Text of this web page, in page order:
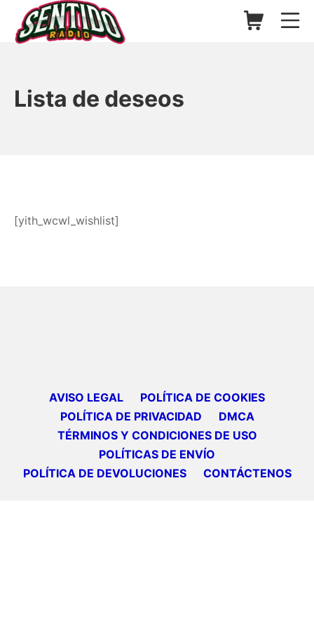
Saltar
contenido
Carrito de
Lista de deseos
[yith_wcwl_wishlist]
AVISO LEGAL
POLÍTICA DE COOKIES
POLÍTICA DE PRIVACIDAD
DMCA
TÉRMINOS Y CONDICIONES DE USO
POLÍTICAS DE ENVÍO
POLÍTICA DE DEVOLUCIONES
CONTÁCTENOS